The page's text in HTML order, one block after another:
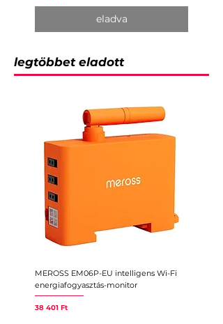
eladva
legtöbbet eladott
MEROSS EM06P-EU intelligens Wi-Fi
energiafogyasztás-monitor
Ár
38 401 Ft